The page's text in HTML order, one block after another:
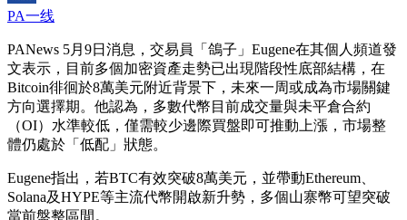
PA一线
PANews 5月9日消息，交易員「鴿子」Eugene在其個人頻道發
文表示，目前多個加密資產走勢已出現階段性底部結構，在
Bitcoin徘徊於8萬美元附近背景下，未來一周或成為市場關鍵
方向選擇期。他認為，多數代幣目前成交量與未平倉合約
（OI）水準較低，僅需較少邊際買盤即可推動上漲，市場整
體仍處於「低配」狀態。
Eugene指出，若BTC有效突破8萬美元，並帶動Ethereum、
Solana及HYPE等主流代幣開啟新升勢，多個山寨幣可望突破
當前盤整區間。